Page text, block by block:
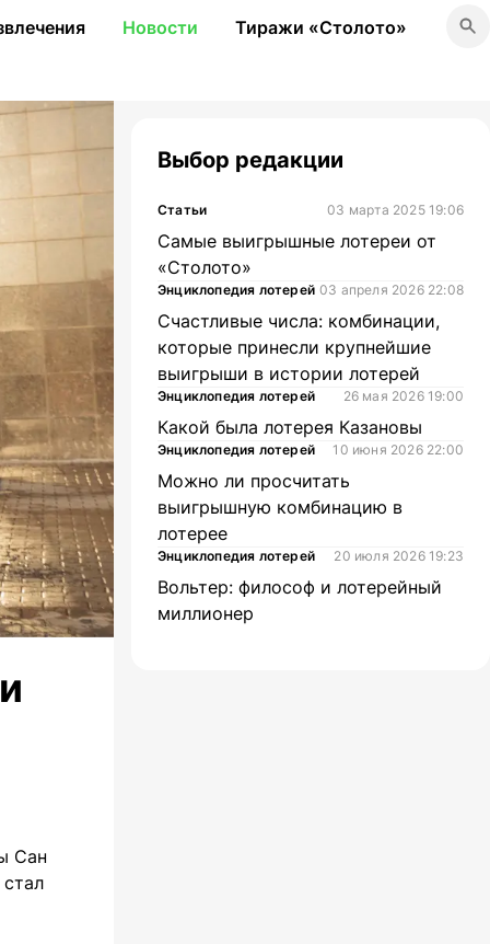
Новости Тиражи «Столото»
Сан
Выбор редакции
Статьи 03 марта 2025 19:06
Самые выигрышные лотереи от
«Столото»
Энциклопедия лотерей 03 апреля 2026 22:08
Счастливые числа: комбинации,
которые принесли крупнейшие
выигрыши в истории лотерей
Энциклопедия лотерей 26 мая 2026 19:00
Какой была лотерея Казановы
Энциклопедия лотерей 10 июня 2026 22:00
Можно ли просчитать
выигрышную комбинацию в
лотерее
Энциклопедия лотерей 20 июля 2026 19:23
Вольтер: философ и лотерейный
миллионер